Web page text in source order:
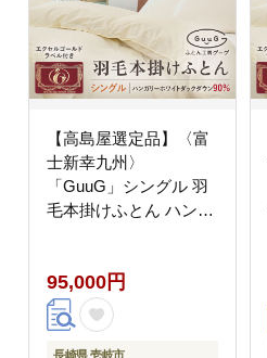
【高島屋選定品】〈富
士新幸九州〉
「GuuG」シングル 羽
毛本掛けふとん ハンガ
毛 布団 本掛け
[JFJ049] 95000 95000
円 羽毛布団
95,000円
長崎県 壱岐市